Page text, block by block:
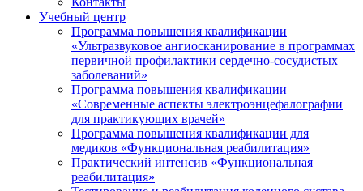
Учебный центр
Программа повышения квалификации
«Ультразвуковое ангиосканирование в программах
первичной профилактики сердечно-сосудистых
заболеваний»
Программа повышения квалификации
«Современные аспекты электроэнцефалографии
для практикующих врачей»
Программа повышения квалификации для
медиков «Функциональная реабилитация»
Практический интенсив «Функциональная
реабилитация»